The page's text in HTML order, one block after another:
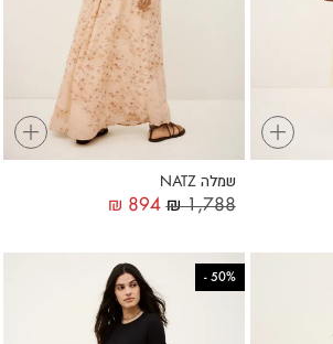
+
+
שמלה NATZ
₪1,788
₪ 894
50%
-